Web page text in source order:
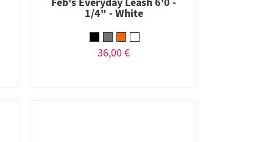
1/4" - White
36,00 €